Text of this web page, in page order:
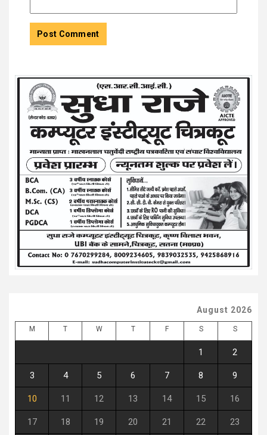
August 2026
M T W T F S S
1 2
3 4 5 6 7 8 9
10 11 12 13 14 15 16
17 18 19 20 21 22 23